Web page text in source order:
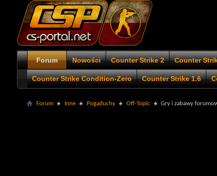
Forum Nowości Counter Strike 2 Counter
Counter Strike Condition-Zero Counter Strike 1.6
Forum Inne Pogaduchy Off-Topic Gry i zabawy